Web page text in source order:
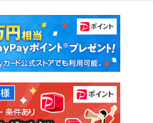
中古マンション
中古一戸建て
土地
教えて！住まいの先生